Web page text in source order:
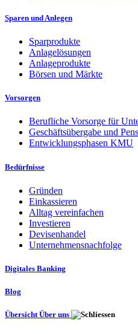
Sparen und Anlegen
Sparprodukte
Anlagelösungen
Anlageprodukte
Börsen und Märkte
Vorsorgen
Berufliche Vorsorge für
Geschäftsübergabe und
Entwicklungsphasen KMU
Bedürfnisse
Gründen
Einkassieren
Alltag vereinfachen
Investieren
Devisenhandel
Unternehmensnachfolge
Digitales Banking
Blog
Übersicht Über uns